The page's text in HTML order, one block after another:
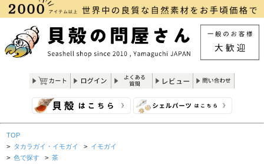
TOP
> タカラガイ・イモガイ > イモガイ
> 色で探す > 茶